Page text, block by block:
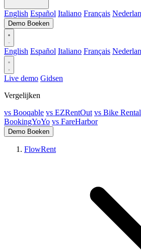
English Español Italiano Français
Demo Boeken
English Español Italiano Français
Live demo Gidsen
Vergelijken
vs Booqable vs EZRentOut vs Bike
BookingYoYo vs FareHarbor
Demo Boeken
FlowRent